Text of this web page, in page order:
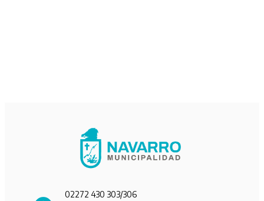
02272 430 303/306